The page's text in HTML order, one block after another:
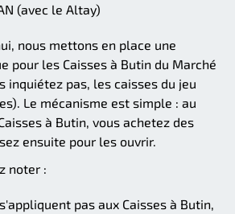
(avec le Altay)
nous mettons en place une
pour les Caisses à Butin du Marché
inquiétez pas, les caisses du jeu
Le mécanisme est simple : au
à Butin, vous achetez des
ensuite pour les ouvrir.
noter :
pas aux Caisses à Butin,